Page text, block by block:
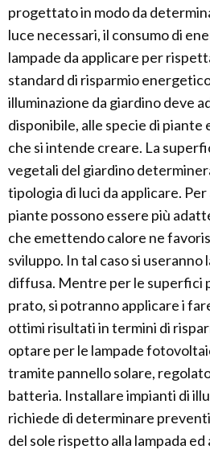
progettato in modo da
luce necessari, il consumo di
lampade da applicare per
standard di risparmio
illuminazione da giardino deve
disponibile, alle specie di
che si intende creare. La
vegetali del giardino
tipologia di luci da applicare.
piante possono essere più
che emettendo calore ne
sviluppo. In tal caso si useranno
diffusa. Mentre per le superfici
prato, si potranno applicare i
ottimi risultati in termini di
optare per le lampade
tramite pannello solare,
batteria. Installare impianti di
richiede di determinare
del sole rispetto alla lampada ed